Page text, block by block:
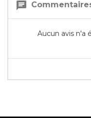
chat
Aucun avis n'a